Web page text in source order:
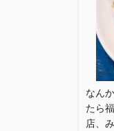
なん
たら
店、